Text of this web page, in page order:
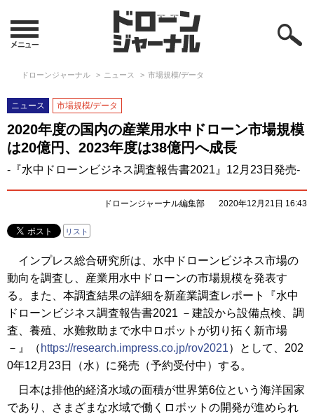
ドローンジャーナル ニュース 市場規模/データ
ニュース 市場規模/データ
2020年度の国内の産業用水中ドローン市場規模
は20億円、2023年度は38億円へ成長
-『水中ドローンビジネス調査報告書2021』12月23日発売-
ドローンジャーナル編集部 2020年12月21日 16:43
リスト
インプレス総合研究所は、水中ドローンビジネス市場の
動向を調査し、産業用水中ドローンの市場規模を発表す
る。また、本調査結果の詳細を新産業調査レポート『水中
ドローンビジネス調査報告書2021 －建設から設備点検、調
査、養殖、水難救助まで水中ロボットが切り拓く新市場
－』（ https://research.impress.co.jp/rov2021）として、202
0年12月23日（水）に発売（予約受付中）する。
日本は排他的経済水域の面積が世界第6位という海洋国家
であり、さまざまな水域で働くロボットの開発が進められ